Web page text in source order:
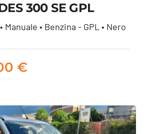
300 SE GPL
Manuale • Benzina - GPL • Nero
€